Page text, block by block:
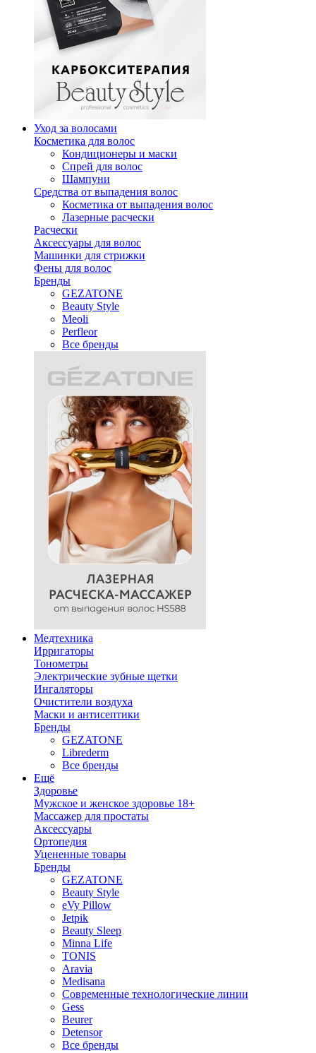
Уход за волосами
Косметика для волос
Кондиционеры и маски
Спрей для волос
Шампуни
Средства от выпадения волос
Косметика от выпадения волос
Лазерные расчески
Расчески
Аксессуары для волос
Машинки для стрижки
Фены для волос
Бренды
GEZATONE
Beauty Style
Meoli
Perfleor
Все бренды
Медтехника
Ирригаторы
Тонометры
Электрические зубные щетки
Ингаляторы
Очистители воздуха
Маски и антисептики
Бренды
GEZATONE
Librederm
Все бренды
Ещё
Здоровье
Мужское и женское здоровье 18+
Массажер для простаты
Аксессуары
Ортопедия
Уцененные товары
Бренды
GEZATONE
Beauty Style
eVy Pillow
Jetpik
Beauty Sleep
Minna Life
TONIS
Aravia
Medisana
Современные технологические линии
Gess
Beurer
Detensor
Все бренды